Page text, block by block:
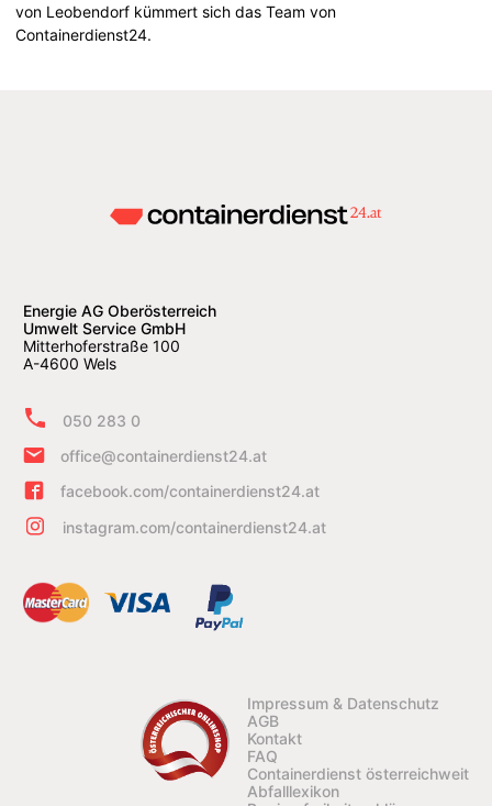
von Leobendorf kümmert sich das Team von
Containerdienst24.
Energie AG Oberösterreich
Umwelt Service GmbH
Mitterhoferstraße 100
A-4600 Wels
050 283 0
office@containerdienst24.at
facebook.com/containerdienst24.at
instagram.com/containerdienst24.at
Impressum & Datenschutz
AGB
Kontakt
FAQ
Containerdienst österreichweit
Abfalllexikon